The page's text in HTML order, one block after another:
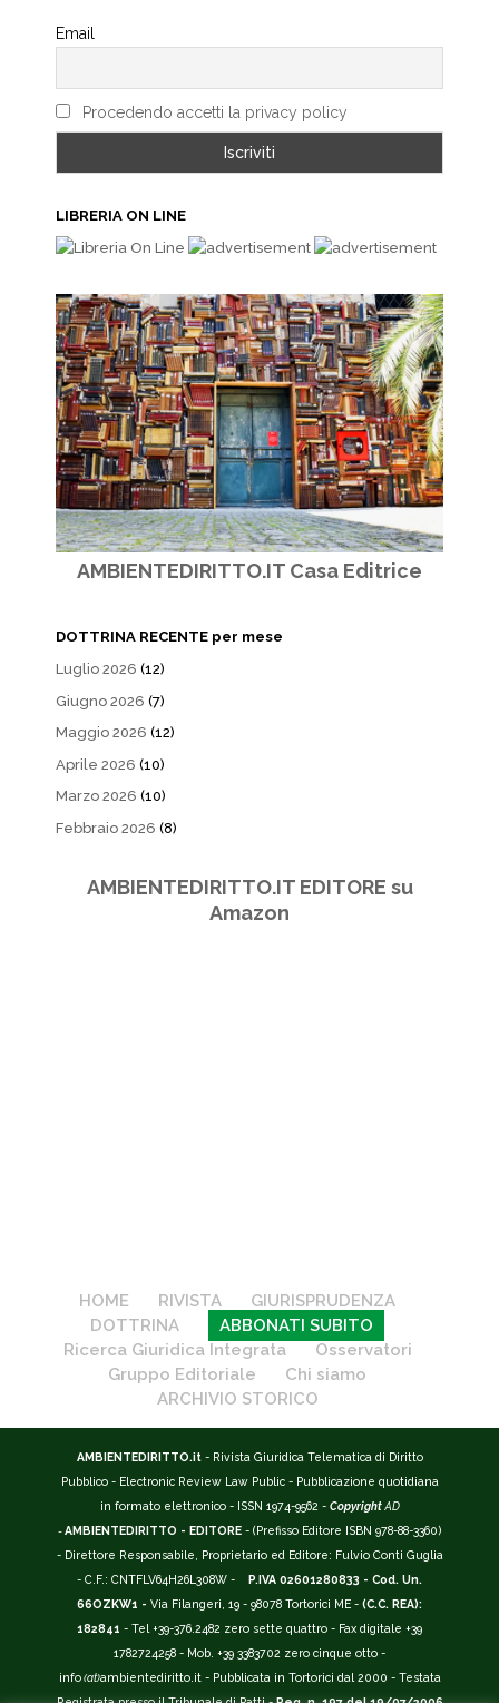
Email
Procedendo accetti la privacy policy
LIBRERIA ON LINE
AMBIENTEDIRITTO.IT Casa Editrice
DOTTRINA RECENTE per mese
Luglio 2026 (12)
Giugno 2026 (7)
Maggio 2026 (12)
Aprile 2026 (10)
Marzo 2026 (10)
Febbraio 2026 (8)
AMBIENTEDIRITTO.IT EDITORE su
Amazon
HOME RIVISTA
GIURISPRUDENZA
DOTTRINA
ABBONATI SUBITO
Ricerca Giuridica Integrata
Osservatori
Gruppo Editoriale
Chi siamo
ARCHIVIO STORICO
AMBIENTEDIRITTO.it - Rivista Giuridica Telematica di Diritto
Pubblico - Electronic Review Law Public - Pubblicazione quotidiana
in formato elettronico - ISSN 1974-9562 - Copyright AD
-AMBIENTEDIRITTO - EDITORE - (Prefisso Editore ISBN 978-88-3360)
- Direttore Responsabile, Proprietario ed Editore: Fulvio Conti Guglia
- C.F.: CNTFLV64H26L308W -
P.IVA 02601280833 - Cod. Un.
66OZKW1 - Via Filangeri, 19 - 98078 Tortorici ME - (C.C. REA):
182841 - Tel +39-376.2482 zero sette quattro - Fax digitale +39
1782724258 - Mob. +39 3383702 zero cinque otto -
info(at)ambientediritto.it - Pubblicata in Tortorici dal 2000 - Testata